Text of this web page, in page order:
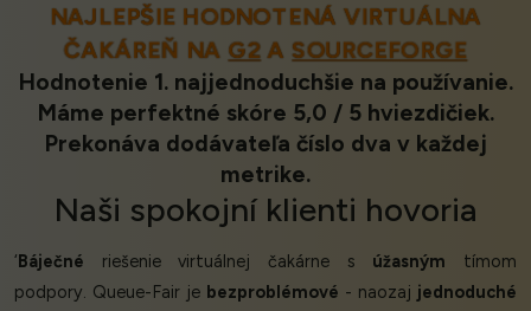
NAJLEPŠIE HODNOTENÁ VIRTUÁLNA
ČAKÁREŇ NAG2 A SOURCEFORGE
Hodnotenie 1. najjednoduchšie na používanie.
Máme perfektné skóre 5,0 / 5 hviezdičiek.
Prekonáva dodávateľa číslo dva v každej
metrike.
Naši spokojní klienti hovoria
‘ Báječné riešenie virtuálnej čakárne s úžasným tímom
podpory. Queue-Fair je bezproblémové - naozaj jednoduché